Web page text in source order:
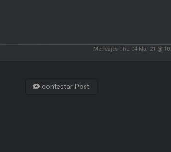
Mensajes Thu 04 Mar 21 @
contestar Post